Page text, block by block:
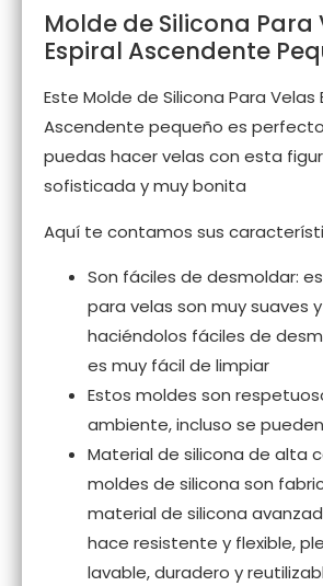
Molde de Silicona Para
Espiral Ascendente
Este Molde de Silicona Para Velas
Ascendente pequeño es
puedas hacer velas con esta
sofisticada y muy bonita
Aquí te contamos sus
Son fáciles de desmoldar:
para velas son muy suaves
haciéndolos fáciles de
es muy fácil de limpiar
Estos moldes son
ambiente, incluso se
Material de silicona de alta
moldes de silicona son
material de silicona
hace resistente y flexible,
lavable, duradero y